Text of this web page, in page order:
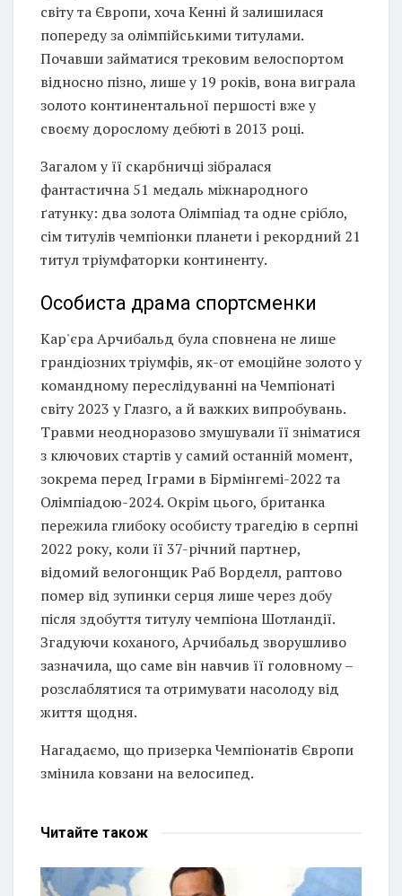
світу та Європи, хоча Кенні й залишилася
попереду за олімпійськими титулами.
Почавши займатися трековим велоспортом
відносно пізно, лише у 19 років, вона виграла
золото континентальної першості вже у
своєму дорослому дебюті в 2013 році.
Загалом у її скарбничці зібралася
фантастична 51 медаль міжнародного
ґатунку: два золота Олімпіад та одне срібло,
сім титулів чемпіонки планети і рекордний 21
титул тріумфаторки континенту.
Особиста драма спортсменки
Кар'єра Арчибальд була сповнена не лише
грандіозних тріумфів, як-от емоційне золото у
командному переслідуванні на Чемпіонаті
світу 2023 у Глазго, а й важких випробувань.
Травми неодноразово змушували її зніматися
з ключових стартів у самий останній момент,
зокрема перед Іграми в Бірмінгемі-2022 та
Олімпіадою-2024. Окрім цього, британка
пережила глибоку особисту трагедію в серпні
2022 року, коли її 37-річний партнер,
відомий велогонщик Раб Ворделл, раптово
помер від зупинки серця лише через добу
після здобуття титулу чемпіона Шотландії.
Згадуючи коханого, Арчибальд зворушливо
зазначила, що саме він навчив її головному –
розслаблятися та отримувати насолоду від
життя щодня.
Нагадаємо, що призерка Чемпіонатів Європи
змінила ковзани на велосипед.
Читайте також